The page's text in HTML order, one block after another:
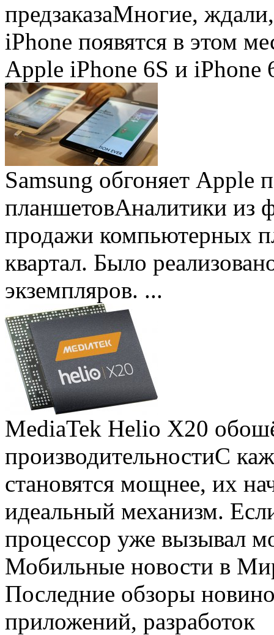
предзаказаМногие, ждали,
iPhone появятся в этом
Apple iPhone 6S и iPhone
Samsung обгоняет Apple
планшетовАналитики из
продажи компьютерных
квартал. Было
экземпляров. ...
MediaTek Helio X20
производительностиС
становятся мощнее, их
идеальный механизм.
процессор уже вызывал
Мобильные новости в
Последние обзоры
приложений, разработок